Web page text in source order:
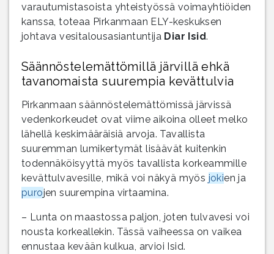
varautumistasoista yhteistyössä voimayhtiöiden
kanssa, toteaa Pirkanmaan ELY-keskuksen
johtava vesitalousasiantuntija Diar Isid.
Säännöstelemättömillä järvillä ehkä
tavanomaista suurempia kevättulvia
Pirkanmaan säännöstelemättömissä järvissä
vedenkorkeudet ovat viime aikoina olleet melko
lähellä keskimääräisiä arvoja. Tavallista
suuremman lumikertymät lisäävät kuitenkin
todennäköisyyttä myös tavallista korkeammille
kevättulvavesille, mikä voi näkyä myös jokien ja
purojen suurempina virtaamina.
– Lunta on maastossa paljon, joten tulvavesi voi
nousta korkeallekin. Tässä vaiheessa on vaikea
ennustaa kevään kulkua, arvioi Isid.